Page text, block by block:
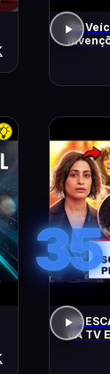
Os
35
AS
DA TV